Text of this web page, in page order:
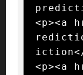
<p><a
<p><a